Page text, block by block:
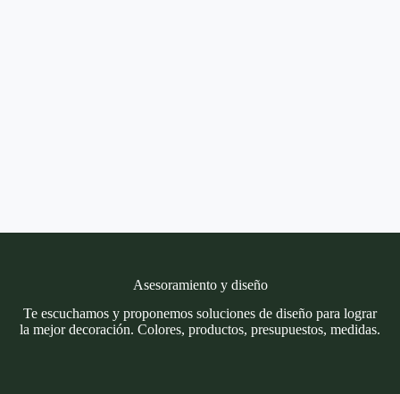
Asesoramiento y diseño
Te escuchamos y proponemos soluciones de diseño para lograr
la mejor decoración. Colores, productos, presupuestos, medidas.